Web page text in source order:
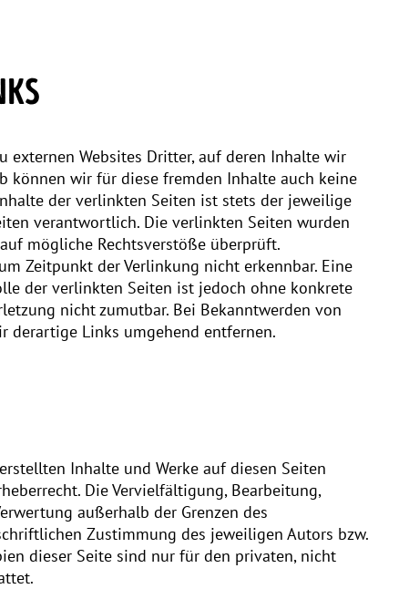
externen Websites Dritter, auf deren Inhalte wir
können wir für diese fremden Inhalte auch keine
der verlinkten Seiten ist stets der jeweilige
verantwortlich. Die verlinkten Seiten wurden
mögliche Rechtsverstöße überprüft.
Zeitpunkt der Verlinkung nicht erkennbar. Eine
der verlinkten Seiten ist jedoch ohne konkrete
nicht zumutbar. Bei Bekanntwerden von
derartige Links umgehend entfernen.
Inhalte und Werke auf diesen Seiten
Die Vervielfältigung, Bearbeitung,
außerhalb der Grenzen des
Zustimmung des jeweiligen Autors bzw.
dieser Seite sind nur für den privaten, nicht